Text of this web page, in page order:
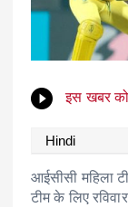
इस खबर
आईसीसी महिला
टीम के लिए